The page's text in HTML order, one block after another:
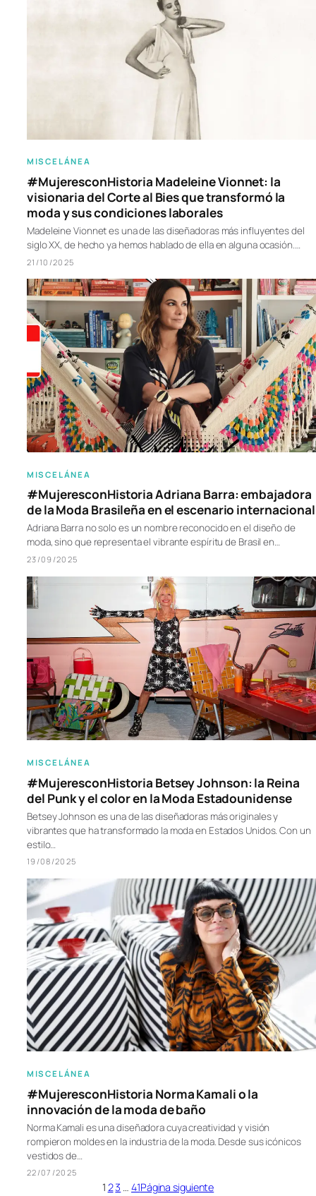
MISCELÁNEA
#MujeresconHistoria Madeleine Vionnet: la
visionaria del Corte al Bies que transformó la
moda y sus condiciones laborales
Madeleine Vionnet es una de las diseñadoras más influyentes del
siglo XX, de hecho ya hemos hablado de ella en alguna ocasión.…
21/10/2025
MISCELÁNEA
#MujeresconHistoria Adriana Barra: embajadora
de la Moda Brasileña en el escenario internacional
Adriana Barra no solo es un nombre reconocido en el diseño de
moda, sino que representa el vibrante espíritu de Brasil en…
23/09/2025
MISCELÁNEA
#MujeresconHistoria Betsey Johnson: la Reina
del Punk y el color en la Moda Estadounidense
Betsey Johnson es una de las diseñadoras más originales y
vibrantes que ha transformado la moda en Estados Unidos. Con un
estilo…
19/08/2025
MISCELÁNEA
#MujeresconHistoria Norma Kamali o la
innovación de la moda de baño
Norma Kamali es una diseñadora cuya creatividad y visión
rompieron moldes en la industria de la moda. Desde sus icónicos
vestidos de…
22/07/2025
1 23 … 41Página siguiente